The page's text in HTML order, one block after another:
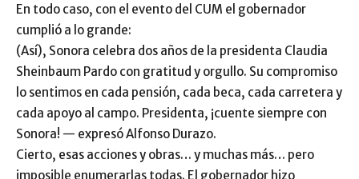
En todo caso, con el evento del CUM el gobernador
cumplió a lo grande:
(Así), Sonora celebra dos años de la presidenta Claudia
Sheinbaum Pardo con gratitud y orgullo. Su compromiso
lo sentimos en cada pensión, cada beca, cada carretera y
cada apoyo al campo. Presidenta, ¡cuente siempre con
Sonora! — expresó Alfonso Durazo.
Cierto, esas acciones y obras… y muchas más… pero
imposible enumerarlas todas. El gobernador hizo